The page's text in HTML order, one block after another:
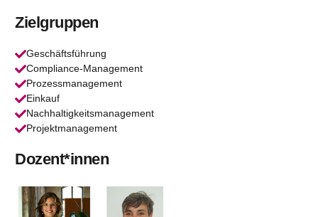
Zielgruppen
Geschäftsführung
Compliance-Management
Prozessmanagement
Einkauf
Nachhaltigkeitsmanagement
Projektmanagement
Dozent*innen